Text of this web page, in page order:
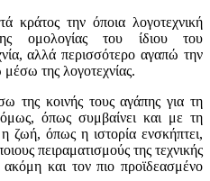
κράτος την όποια λογοτεχνική
ομολογίας του ίδιου του
αλλά περισσότερο αγαπώ την
της λογοτεχνίας.
της κοινής τους αγάπης για τη
όπως συμβαίνει και με τη
ζωή, όπως η ιστορία ενσκήπτει,
πειραματισμούς της τεχνικής
ακόμη και τον πιο προϊδεασμένο